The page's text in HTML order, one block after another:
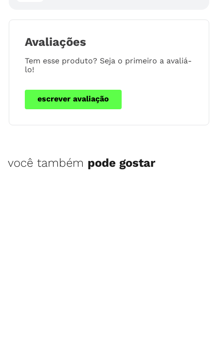
Avaliações
Tem esse produto? Seja o primeiro a avaliá-
lo!
escrever avaliação
você também pode gostar